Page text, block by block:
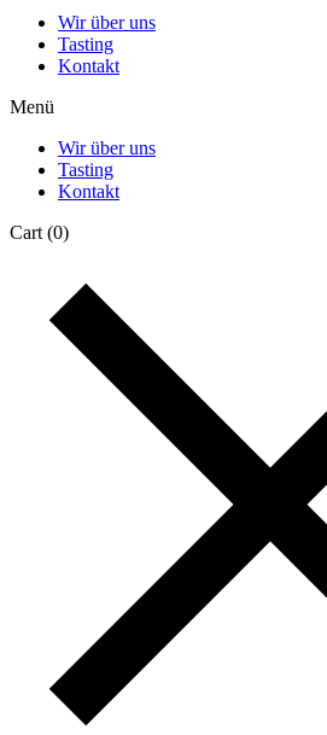
Wir über uns
Tasting
Kontakt
Menü
Wir über uns
Tasting
Kontakt
Cart (0)